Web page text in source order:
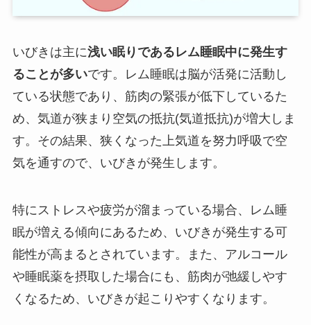
いびきは主に浅い眠りであるレム睡眠中に発生す
ることが多いです。レム睡眠は脳が活発に活動し
ている状態であり、筋肉の緊張が低下しているた
め、気道が狭まり空気の抵抗(気道抵抗)が増大しま
す。その結果、狭くなった上気道を努力呼吸で空
気を通すので、いびきが発生します。
特にストレスや疲労が溜まっている場合、レム睡
眠が増える傾向にあるため、いびきが発生する可
能性が高まるとされています。また、アルコール
や睡眠薬を摂取した場合にも、筋肉が弛緩しやす
くなるため、いびきが起こりやすくなります。